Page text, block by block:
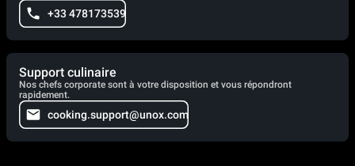
+33 478173539
Support culinaire
Nos chefs corporate sont à votre disposition et vous répondront
rapidement.
cooking.support@unox.com